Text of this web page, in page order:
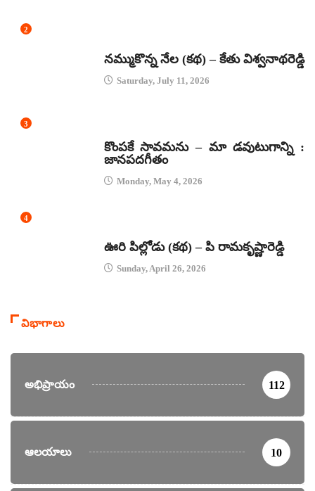
2
నమ్ముకొన్న నేల (కథ) – కేతు విశ్వనాథరెడ్డి
Saturday, July 11, 2026
3
కొంపకే సావమను – మా డవుటుగాన్ని :
జానపదగీతం
Monday, May 4, 2026
4
ఊరి పిల్లోడు (కథ) – పి రామకృష్ణారెడ్డి
Sunday, April 26, 2026
విభాగాలు
అభిప్రాయం 112
ఆలయాలు 10